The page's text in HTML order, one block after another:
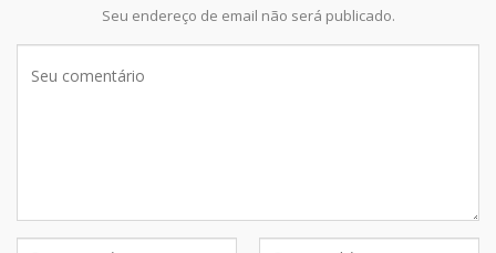
Seu endereço de email não será publicado.